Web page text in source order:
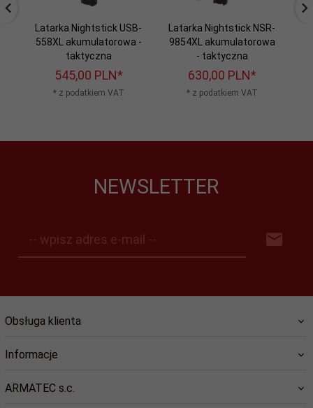
Latarka Nightstick USB-
558XL akumulatorowa -
taktyczna
545,00 PLN*
* z podatkiem VAT
Latarka Nightstick NSR-
9854XL akumulatorowa
- taktyczna
630,00 PLN*
* z podatkiem VAT
NEWSLETTER
-- wpisz adres e-mail --
Obsługa klienta
Informacje
ARMATEC s.c.